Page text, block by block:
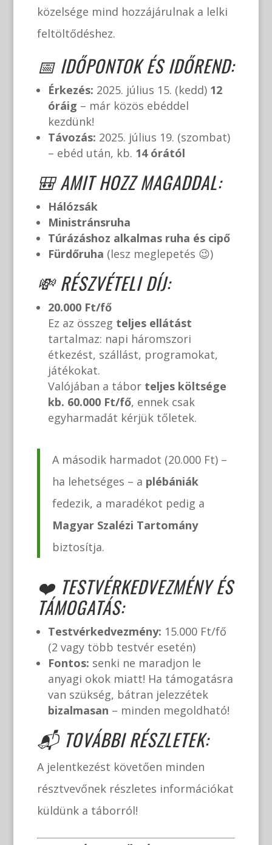
közelsége mind hozzájárulnak a lelki
feltöltődéshez.
📅 IDŐPONTOK ÉS IDŐREND:
Érkezés: 2025. július 15. (kedd) 12
óráig – már közös ebéddel
kezdünk!
Távozás: 2025. július 19. (szombat)
– ebéd után, kb. 14 órától
🎒 AMIT HOZZ MAGADDAL:
Hálózsák
Ministránsruha
Túrázáshoz alkalmas ruha és cipő
Fürdőruha (lesz meglepetés 😉)
💸 RÉSZVÉTELI DÍJ:
20.000 Ft/fő
Ez az összeg teljes ellátást
tartalmaz: napi háromszori
étkezést, szállást, programokat,
játékokat.
Valójában a tábor teljes költsége
kb. 60.000 Ft/fő, ennek csak
egyharmadát kérjük tőletek.
A második harmadot (20.000 Ft) –
ha lehetséges – a plébániák
fedezik, a maradékot pedig a
Magyar Szalézi Tartomány
biztosítja.
❤️ TESTVÉRKEDVEZMÉNY ÉS
TÁMOGATÁS:
Testvérkedvezmény: 15.000 Ft/fő
(2 vagy több testvér esetén)
Fontos: senki ne maradjon le
anyagi okok miatt! Ha támogatásra
van szükség, bátran jelezzétek
bizalmasan – minden megoldható!
📬 TOVÁBBI RÉSZLETEK:
A jelentkezést követően minden
résztvevőnek részletes információkat
küldünk a táborról!